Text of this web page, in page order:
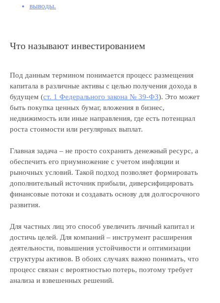
выводы.
Что называют инвестированием
Под данным термином понимается процесс размещения
капитала в различные активы с целью получения дохода в
будущем (ст. 1 Федерального закона № 39-ФЗ). Это может
быть покупка ценных бумаг, вложения в бизнес,
недвижимость или иные направления, где есть потенциал
роста стоимости или регулярных выплат.
Главная задача – не просто сохранить денежный ресурс, а
обеспечить его приумножение с учетом инфляции и
рыночных условий. Такой подход позволяет формировать
дополнительный источник прибыли, диверсифицировать
финансовые потоки и создавать основу для долгосрочного
развития.
Для частных лиц это способ увеличить личный капитал и
достичь целей. Для компаний – инструмент расширения
деятельности, повышения устойчивости и оптимизации
структуры активов. В обоих случаях важно понимать, что
процесс связан с вероятностью потерь, поэтому требует
анализа и взвешенных решений.